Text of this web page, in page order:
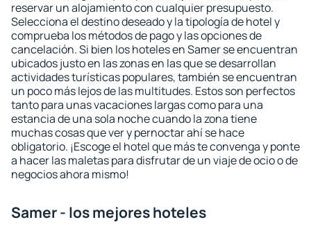
reservar un alojamiento con cualquier presupuesto.
Selecciona el destino deseado y la tipología de hotel y
comprueba los métodos de pago y las opciones de
cancelación. Si bien los hoteles en Samer se encuentran
ubicados justo en las zonas en las que se desarrollan
actividades turísticas populares, también se encuentran
un poco más lejos de las multitudes. Estos son perfectos
tanto para unas vacaciones largas como para una
estancia de una sola noche cuando la zona tiene
muchas cosas que ver y pernoctar ahí se hace
obligatorio. ¡Escoge el hotel que más te convenga y ponte
a hacer las maletas para disfrutar de un viaje de ocio o de
negocios ahora mismo!
Samer - los mejores hoteles